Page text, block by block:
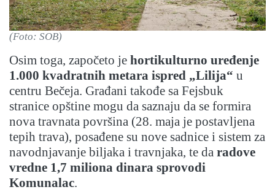
(Foto: SOB)
Osim toga, započeto je hortikulturno uređenje
1.000 kvadratnih metara ispred „Lilija“ u
centru Bečeja. Građani takođe sa Fejsbuk
stranice opštine mogu da saznaju da se formira
nova travnata površina (28. maja je postavljena
tepih trava), posađene su nove sadnice i sistem za
navodnjavanje biljaka i travnjaka, te da radove
vredne 1,7 miliona dinara sprovodi
Komunalac.